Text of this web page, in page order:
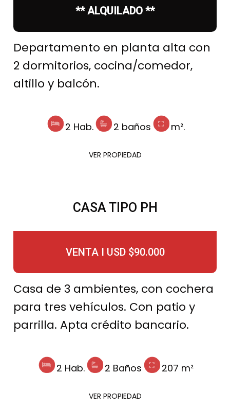
** ALQUILADO **
Departamento en planta alta con
2 dormitorios, cocina/comedor,
altillo y balcón.
2 Hab. 2 baños m².
VER PROPIEDAD
CASA TIPO PH
VENTA I USD $90.000
Casa de 3 ambientes, con cochera
para tres vehículos. Con patio y
parrilla. Apta crédito bancario.
2 Hab. 2 Baños 207 m²
VER PROPIEDAD